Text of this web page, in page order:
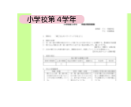
小学校第４学年